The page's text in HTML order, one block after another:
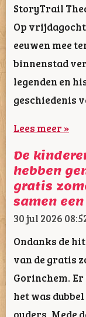
StoryTrail
Op
eeuwen mee
binnenstad
legenden en
geschiedenis
Lees meer »
De
hebben
gratis
samen
30 jul 2026
Ondanks de
van de gratis
Gorinchem.
het was